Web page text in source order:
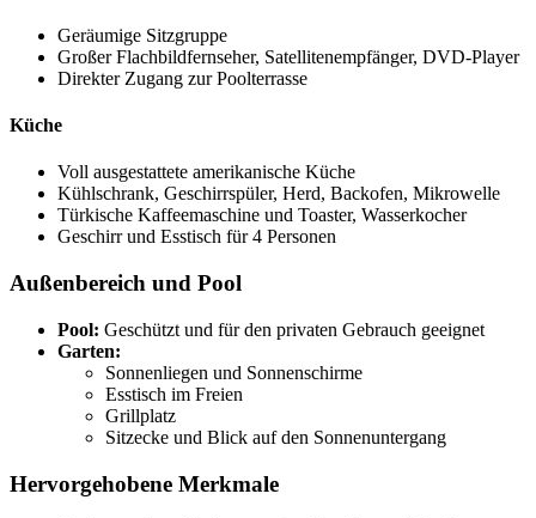
Geräumige Sitzgruppe
Großer Flachbildfernseher, Satellitenempfänger, DVD-Player
Direkter Zugang zur Poolterrasse
Küche
Voll ausgestattete amerikanische Küche
Kühlschrank, Geschirrspüler, Herd, Backofen, Mikrowelle
Türkische Kaffeemaschine und Toaster, Wasserkocher
Geschirr und Esstisch für 4 Personen
Außenbereich und Pool
Pool: Geschützt und für den privaten Gebrauch geeignet
Garten:
Sonnenliegen und Sonnenschirme
Esstisch im Freien
Grillplatz
Sitzecke und Blick auf den Sonnenuntergang
Hervorgehobene Merkmale